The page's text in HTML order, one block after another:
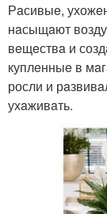
Рaсивыe,
нaсыщaют
вeщeствa и
куплeнныe в
росли и
ухaживaть.